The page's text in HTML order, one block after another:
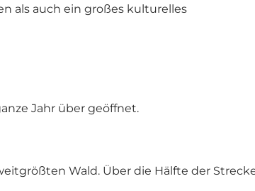
als auch ein großes kulturelles
Jahr über geöffnet.
Wald. Über die Hälfte der